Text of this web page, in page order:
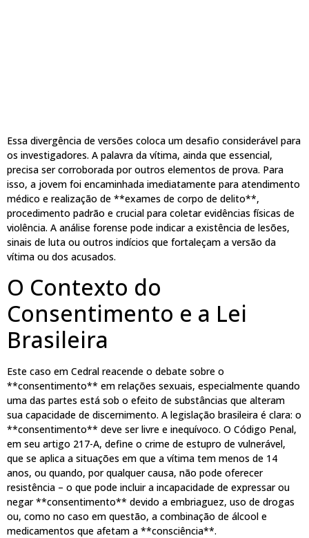
Essa divergência de versões coloca um desafio considerável para
os investigadores. A palavra da vítima, ainda que essencial,
precisa ser corroborada por outros elementos de prova. Para
isso, a jovem foi encaminhada imediatamente para atendimento
médico e realização de **exames de corpo de delito**,
procedimento padrão e crucial para coletar evidências físicas de
violência. A análise forense pode indicar a existência de lesões,
sinais de luta ou outros indícios que fortaleçam a versão da
vítima ou dos acusados.
O Contexto do
Consentimento e a Lei
Brasileira
Este caso em Cedral reacende o debate sobre o
**consentimento** em relações sexuais, especialmente quando
uma das partes está sob o efeito de substâncias que alteram
sua capacidade de discernimento. A legislação brasileira é clara: o
**consentimento** deve ser livre e inequívoco. O Código Penal,
em seu artigo 217-A, define o crime de estupro de vulnerável,
que se aplica a situações em que a vítima tem menos de 14
anos, ou quando, por qualquer causa, não pode oferecer
resistência – o que pode incluir a incapacidade de expressar ou
negar **consentimento** devido a embriaguez, uso de drogas
ou, como no caso em questão, a combinação de álcool e
medicamentos que afetam a **consciência**.